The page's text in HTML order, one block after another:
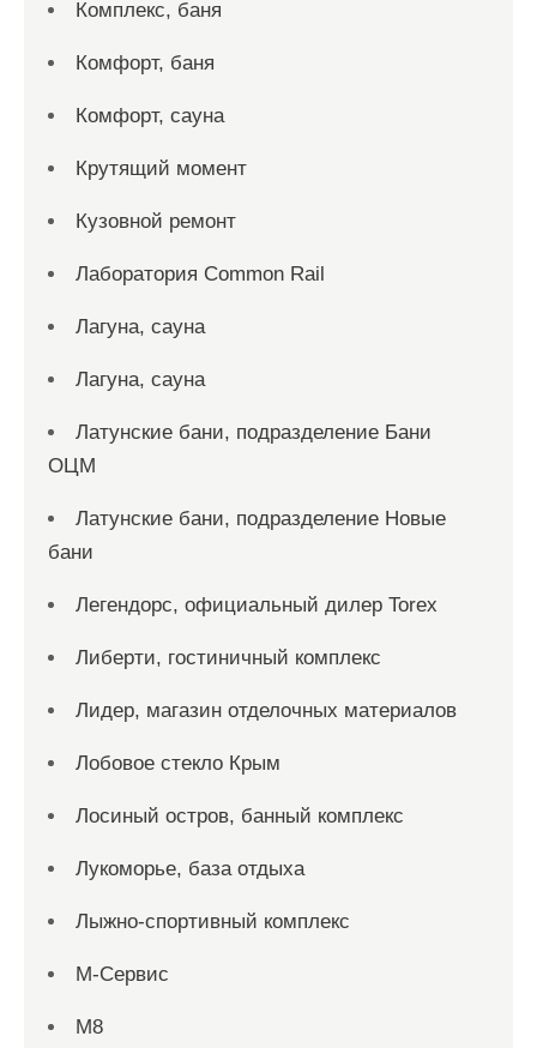
Комплекс, баня
Комфорт, баня
Комфорт, сауна
Крутящий момент
Кузовной ремонт
Лаборатория Common Rail
Лагуна, сауна
Лагуна, сауна
Латунские бани, подразделение Бани
ОЦМ
Латунские бани, подразделение Новые
бани
Легендорс, официальный дилер Torex
Либерти, гостиничный комплекс
Лидер, магазин отделочных материалов
Лобовое стекло Крым
Лосиный остров, банный комплекс
Лукоморье, база отдыха
Лыжно-спортивный комплекс
М-Сервис
М8